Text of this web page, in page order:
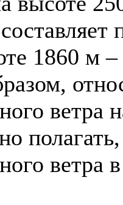
1860 м –
ветра
ветра в